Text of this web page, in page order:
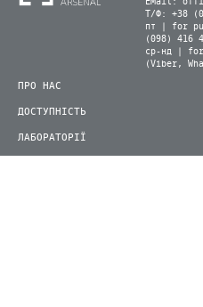
Т/Ф: +38
пт | for
(098) 416
ср-нд | for
(Viber,
ПРО НАС
ДОСТУПНІСТЬ
ЛАБОРАТОРІЇ